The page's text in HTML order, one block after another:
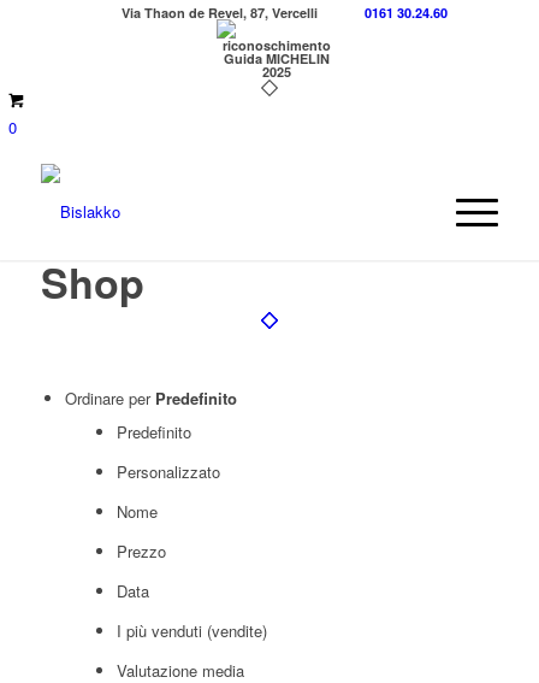
Via Thaon de Revel, 87, Vercelli 0161 30.24.60
0
Shop
Ordinare per Predefinito
Predefinito
Personalizzato
Nome
Prezzo
Data
I più venduti (vendite)
Valutazione media